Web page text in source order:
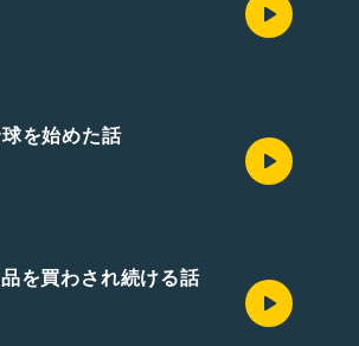
を始めた話
を買わされ続ける話